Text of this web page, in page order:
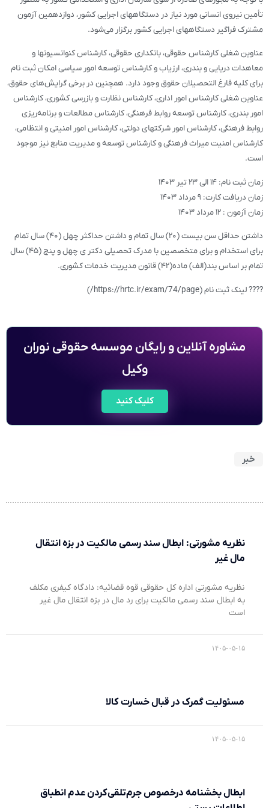
تأمین نیروی انسانی مورد نیاز در دستگاههای اجرایی کشور، دوازدهمین آزمون
مشترک فراگیر دستگاههای اجرایی کشور برگزار می‌شود.
عناوین شغلی کارشناس حقوقی، بانکداری حقوقی، کارشناس کنوانسیونها و
معاهدات دریایی و بندری، ارزیاب و کارشناس توسعه امور سیاسی امکان ثبت نام
برای کلیه فارغ التحصیلان حقوق وجود دارد. همچنین در برخی گرایش‌های حقوق،
عناوین شغلی کارشناس امور اداری، کارشناس نظارت و بازرسی کشوری، کارشناس
امور بندری، کارشناس توسعه روابط فرهنگی، کارشناس مطالعات و برنامه‌ریزی
روابط فرهنگی، کارشناس امور شرکتهای دولتی، کارشناس امور امنیتی و انتظامی،
کارشناس امنیت میراث فرهنگی و کارشناس توسعه و مدیریت منابع نیز موجود
است.
زمان ثبت نام: ۱۴ الی ۲۳ تیر ۱۴۰۳
زمان دریافت کارت: ۹ مرداد ۱۴۰۳
زمان آزمون : ۱۲ مرداد ۱۴۰۳
داشتن حداقل سن بیست (۲۰) سال تمام و داشتن حداکثر چهل (۴۰) سال تمام
برای استخدام و برای متخصصین با مدرک تحصیلی دکتر ی چهل و پنج (۴۵) سال
تمام بر اساس بند(الف) ماده(۴۲) قانون مدیریت خدمات کشوری.
???? لینک ثبت نام (https://hrtc.ir/exam/74/page/)
مشاوره آنلاین و رایگان موسسه حقوقی نوران
وکیل
کلیک کنید
خبر
نظریه مشورتی: ابطال سند رسمی مالکیت در بزه انتقال
مال غیر
نظریه مشورتی اداره کل حقوقی قوه قضائیه: دادگاه کیفری مکلف
به ابطال سند رسمی مالکیت برای رد مال در بزه انتقال مال غیر
است
۱۴۰۵-۰۵-۱۵
مسئولیت گمرک در قبال خسارت کالا
۱۴۰۵-۰۵-۱۵
ابطال بخشنامه درخصوص جرم‌تلقی‌کردن عدم انطباق